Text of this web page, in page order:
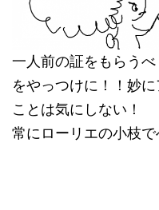
一人前の証をもらう
をやっつけに！！妙
ことは気にしない！
常にローリエの小枝